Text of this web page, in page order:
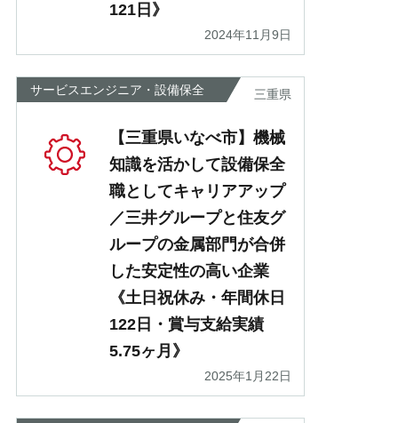
121日》
2024年11月9日
サービスエンジニア・設備保全 三重県
【三重県いなべ市】機械
知識を活かして設備保全
職としてキャリアアップ
／三井グループと住友グ
ループの金属部門が合併
した安定性の高い企業
《土日祝休み・年間休日
122日・賞与支給実績
5.75ヶ月》
2025年1月22日